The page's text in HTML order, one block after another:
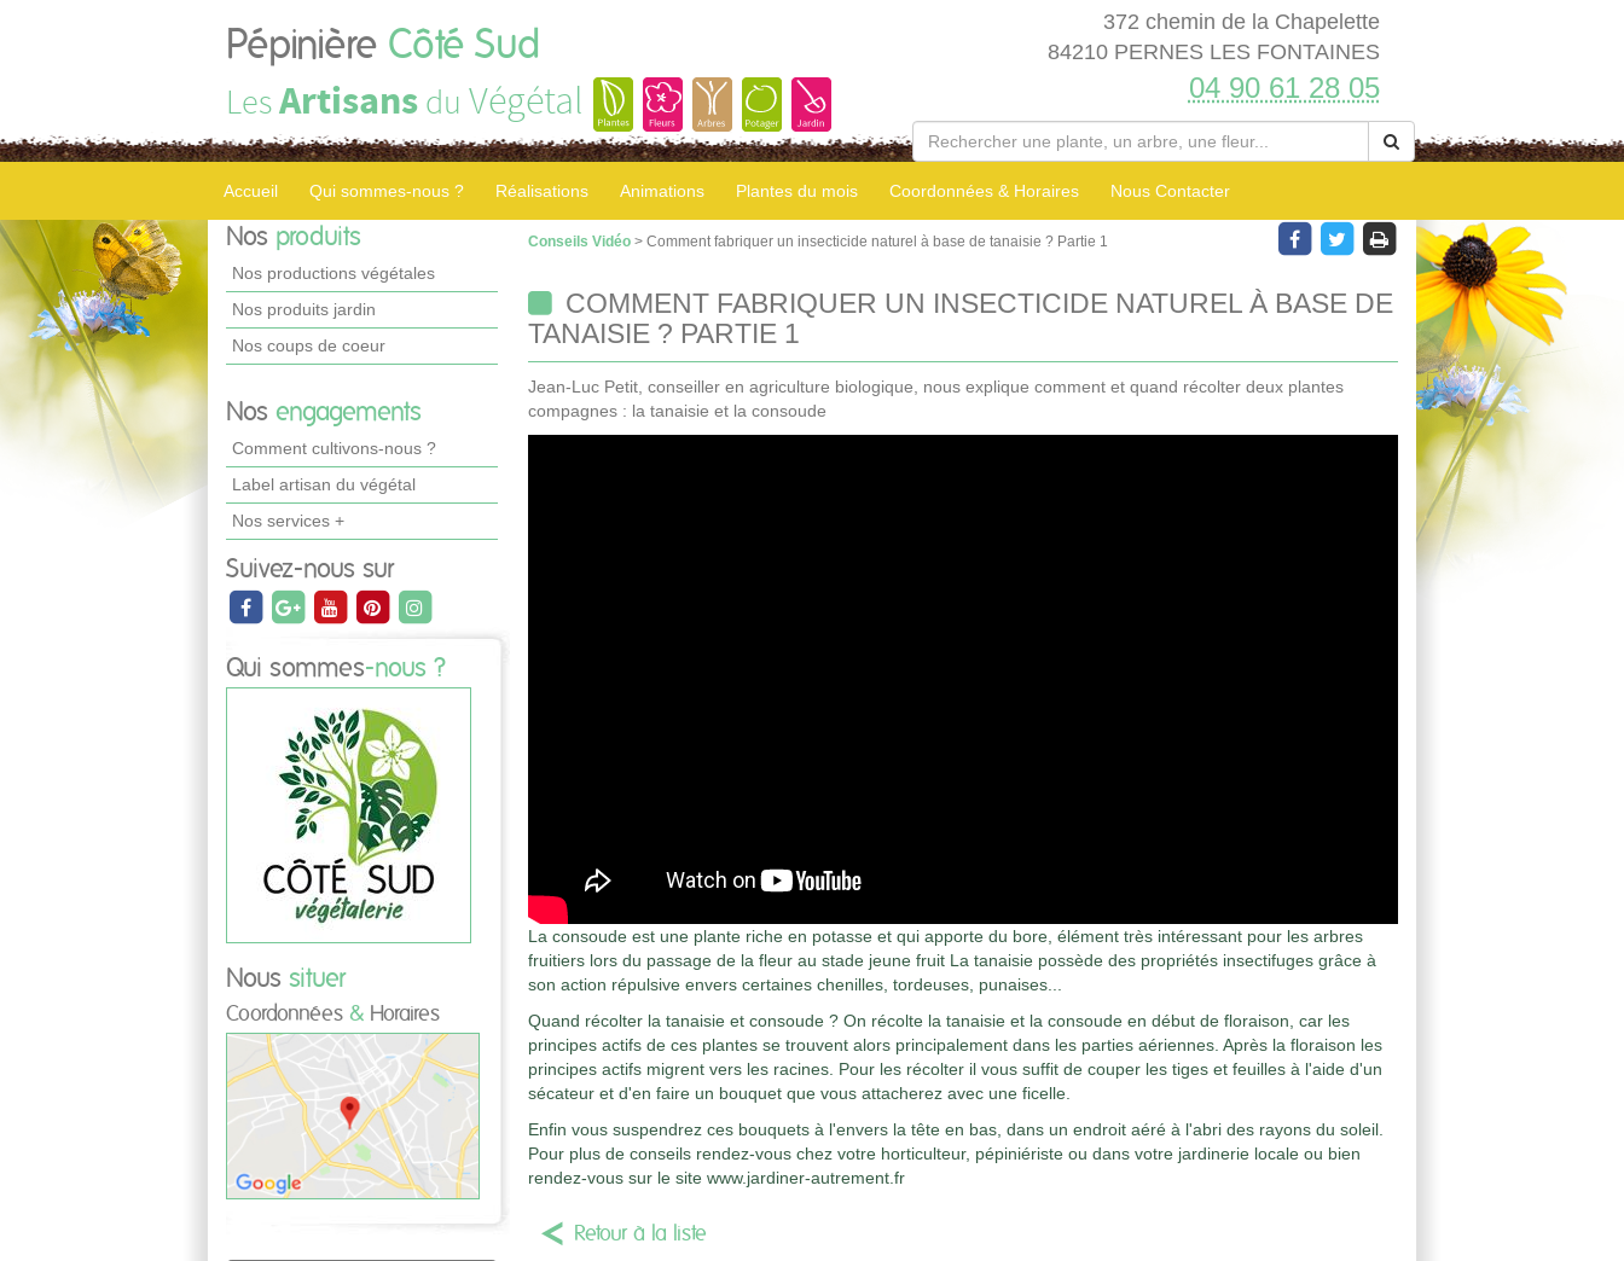
Pépinière Côté Sud
LesArtisans du Végétal
372 chemin de la Chapelette
84210 PERNES LES FONTAINES
04 90 61 28 05
Accueil Qui sommes-nous ? Réalisations Animations Plantes du mois Coordonnées & Horaires Nous Contacter
Nos produits
Nos productions végétales
Nos produits jardin
Nos coups de coeur
Nos engagements
Comment cultivons-nous ?
Label artisan du végétal
Nos services +
Suivez-nous sur
Qui sommes-nous ?
Nous situer
Coordonnées & Horaires
Conseils Vidéo > Comment fabriquer un insecticide naturel à base de tanaisie ? Partie 1
COMMENT FABRIQUER UN INSECTICIDE NATUREL À BASE DE
TANAISIE ? PARTIE 1
Jean-Luc Petit, conseiller en agriculture biologique, nous explique comment et quand récolter deux plantes
compagnes : la tanaisie et la consoude
La consoude est une plante riche en potasse et qui apporte du bore, élément très intéressant pour les arbres
fruitiers lors du passage de la fleur au stade jeune fruit La tanaisie possède des propriétés insectifuges grâce à
son action répulsive envers certaines chenilles, tordeuses, punaises...
Quand récolter la tanaisie et consoude ? On récolte la tanaisie et la consoude en début de floraison, car les
principes actifs de ces plantes se trouvent alors principalement dans les parties aériennes. Après la floraison les
principes actifs migrent vers les racines. Pour les récolter il vous suffit de couper les tiges et feuilles à l'aide d'un
sécateur et d'en faire un bouquet que vous attacherez avec une ficelle.
Enfin vous suspendrez ces bouquets à l'envers la tête en bas, dans un endroit aéré à l'abri des rayons du soleil.
Pour plus de conseils rendez-vous chez votre horticulteur, pépiniériste ou dans votre jardinerie locale ou bien
rendez-vous sur le site www.jardiner-autrement.fr
Retour à la liste